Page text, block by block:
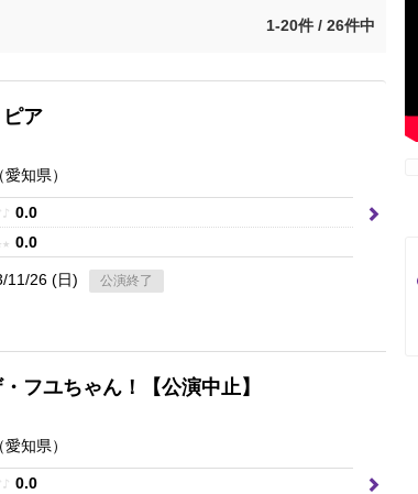
1-20件 / 26件中
ア
（愛知県）
♪
0.0
★ 0.0
11/26 (日) 公演終了
フユちゃん！【公演中止】
（愛知県）
♪
0.0